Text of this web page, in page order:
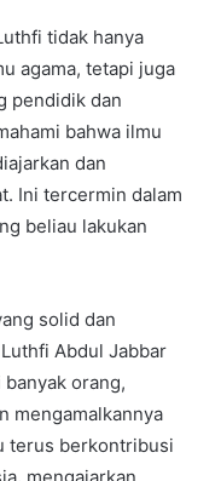
tidak hanya
agama, tetapi juga
pendidik dan
bahwa ilmu
dan
Ini tercermin dalam
beliau lakukan
solid dan
Abdul Jabbar
orang,
mengamalkannya
terus berkontribusi